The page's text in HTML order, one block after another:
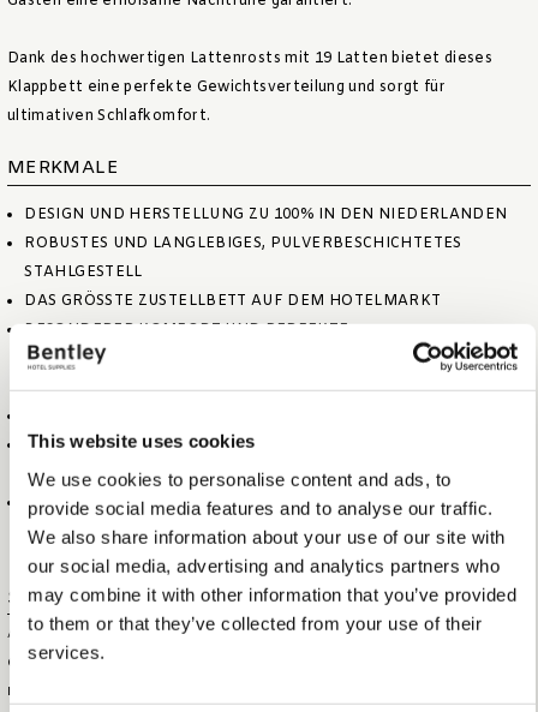
This website uses cookies
We use cookies to personalise content and ads, to
provide social media features and to analyse our traffic.
We also share information about your use of our site with
our social media, advertising and analytics partners who
may combine it with other information that you’ve provided
to them or that they’ve collected from your use of their
services.
Dank des hochwertigen Lattenrosts mit 19 Latten bietet dieses
Klappbett eine perfekte Gewichtsverteilung und sorgt für
ultimativen Schlafkomfort.
MERKMALE
DESIGN UND HERSTELLUNG ZU 100% IN DEN NIEDERLANDEN
ROBUSTES UND LANGLEBIGES, PULVERBESCHICHTETES
STAHLGESTELL
DAS GRÖSSTE ZUSTELLBETT AUF DEM HOTELMARKT
BESONDERER KOMFORT UND PERFEKTE
GEWICHTSVERTEILUNG DANK DES LATTENROSTS MIT
NEUNZEHN LATTEN
EINFACH AUFZUSTELLEN UND ZUSAMMENZUKLAPPEN DANK
DES EINZIGARTIGEN KLAPPMECHANISMUS
STABILE ROLLEN ZUM SCHUTZ DES FUSSBODENS VOR B
ESCHÄDIGUNGEN
Spezifikationen
ARTIKELGRÖSSE (B X T X H)
210 X 90 X 45 CM
GEFALTETE GRÖSSE (B X T X H)
MATRATZENGRÖSSE (B X T X H